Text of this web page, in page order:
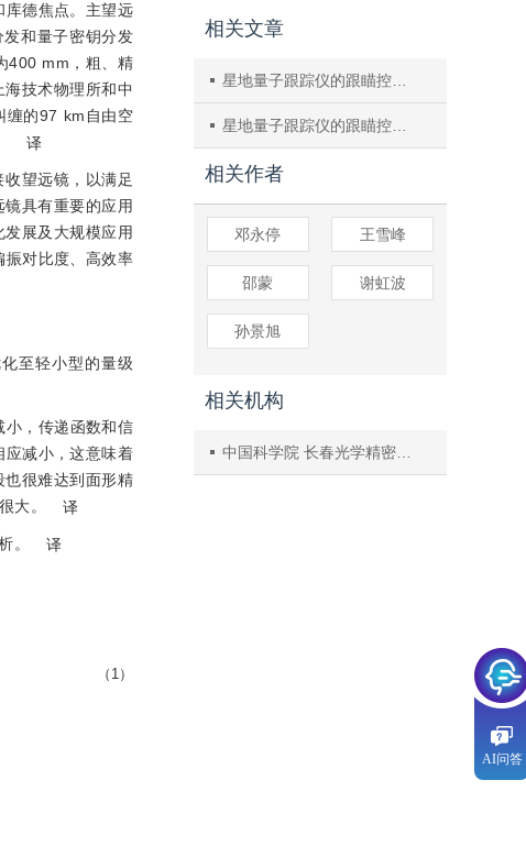
德焦点。主望远
和量子密钥分发
400 mm，粗、精
技术物理所和中
缠的97 km自由空
译
望远镜，以满足
具有重要的应用
展及大规模应用
对比度、高效率
至轻小型的量级
小，传递函数和信
应减小，这意味着
很难达到面形精
大。
译
。 译
（1）
相关文章
星地量子跟踪仪的跟瞄控制系统
星地量子跟踪仪的跟瞄控制系统
相关作者
邓永停 王雪峰
邵蒙 谢虹波
孙景旭
相关机构
中国科学院 长春光学精密机械与物理研究所
AI问答